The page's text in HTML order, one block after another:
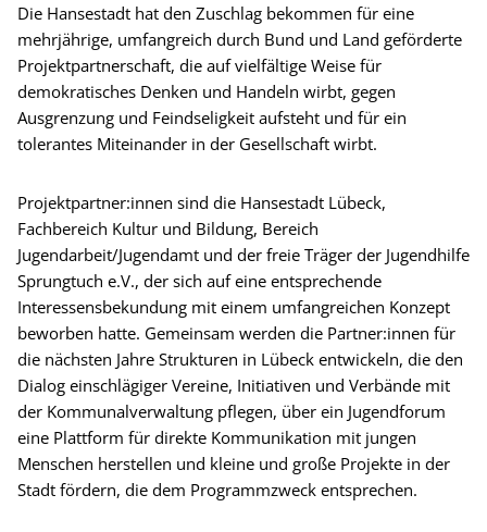
Die Hansestadt hat den Zuschlag bekommen für eine
mehrjährige, umfangreich durch Bund und Land geförderte
Projektpartnerschaft, die auf vielfältige Weise für
demokratisches Denken und Handeln wirbt, gegen
Ausgrenzung und Feindseligkeit aufsteht und für ein
tolerantes Miteinander in der Gesellschaft wirbt.
Projektpartner:innen sind die Hansestadt Lübeck,
Fachbereich Kultur und Bildung, Bereich
Jugendarbeit/Jugendamt und der freie Träger der Jugendhilfe
Sprungtuch e.V., der sich auf eine entsprechende
Interessensbekundung mit einem umfangreichen Konzept
beworben hatte. Gemeinsam werden die Partner:innen für
die nächsten Jahre Strukturen in Lübeck entwickeln, die den
Dialog einschlägiger Vereine, Initiativen und Verbände mit
der Kommunalverwaltung pflegen, über ein Jugendforum
eine Plattform für direkte Kommunikation mit jungen
Menschen herstellen und kleine und große Projekte in der
Stadt fördern, die dem Programmzweck entsprechen.